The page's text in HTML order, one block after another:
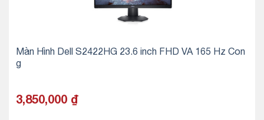
Màn Hình Dell S2422HG 23.6 inch FHD VA 165 Hz Con
g
3,850,000 ₫